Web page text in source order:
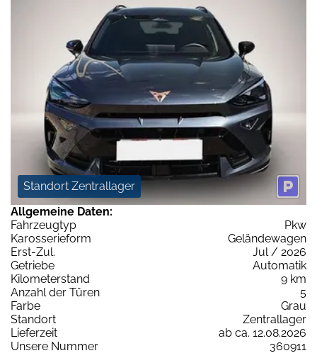
Standort Zentrallager
Allgemeine Daten:
Fahrzeugtyp
Pkw
Karosserieform
Geländewagen
Erst-Zul.
Jul / 2026
Getriebe
Automatik
Kilometerstand
9 km
Anzahl der Türen
5
Farbe
Grau
Standort
Zentrallager
Lieferzeit
ab ca. 12.08.2026
Unsere Nummer
360911